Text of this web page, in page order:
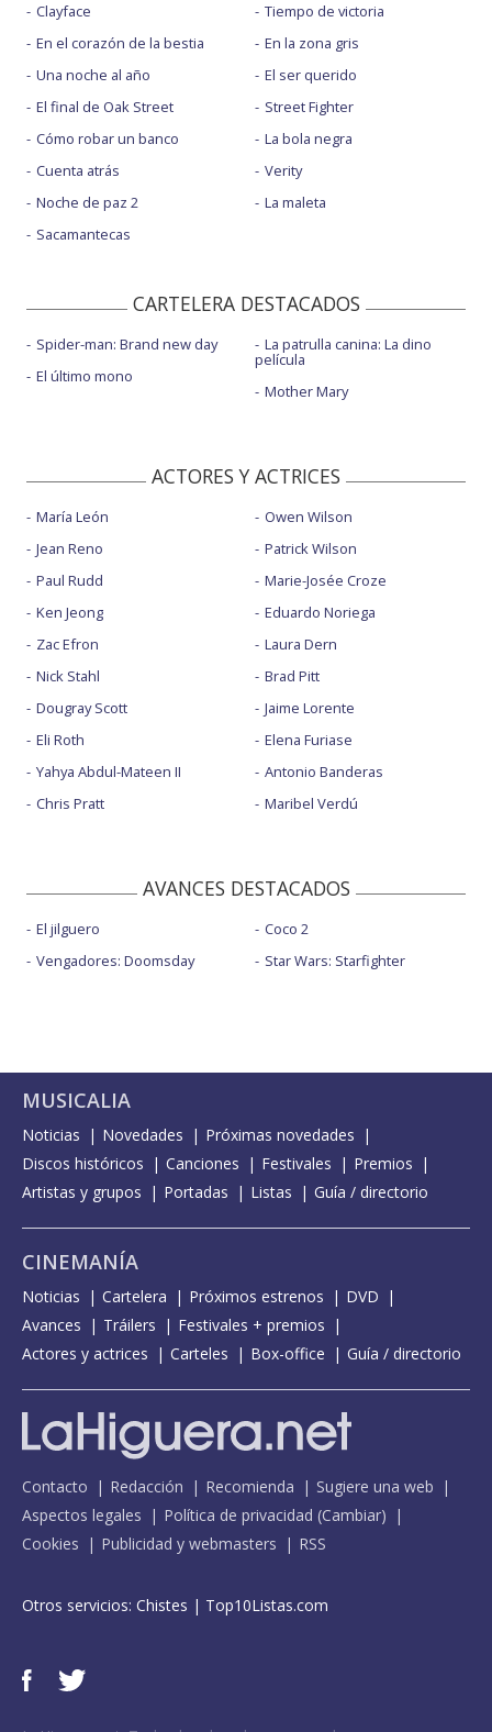
Clayface
En el corazón de la bestia
Una noche al año
El final de Oak Street
Cómo robar un banco
Cuenta atrás
Noche de paz 2
Sacamantecas
Tiempo de victoria
En la zona gris
El ser querido
Street Fighter
La bola negra
Verity
La maleta
CARTELERA DESTACADOS
Spider-man: Brand new day
El último mono
La patrulla canina: La dino
película
Mother Mary
ACTORES Y ACTRICES
María León
Jean Reno
Paul Rudd
Ken Jeong
Zac Efron
Nick Stahl
Dougray Scott
Eli Roth
Yahya Abdul-Mateen II
Chris Pratt
Owen Wilson
Patrick Wilson
Marie-Josée Croze
Eduardo Noriega
Laura Dern
Brad Pitt
Jaime Lorente
Elena Furiase
Antonio Banderas
Maribel Verdú
AVANCES DESTACADOS
El jilguero
Vengadores: Doomsday
Coco 2
Star Wars: Starfighter
MUSICALIA
Noticias Novedades
Próximas novedades
Discos históricos
Canciones Festivales
Premios
Artistas y grupos
Portadas Listas Guía / directorio
CINEMANÍA
Noticias Cartelera Próximos estrenos
DVD
Avances
Tráilers
Festivales + premios
Actores y actrices
Carteles Box-office Guía / directorio
Contacto Redacción Recomienda
Sugiere una web
Aspectos legales
Política de privacidad (Cambiar)
Cookies
Publicidad y webmasters RSS
Otros servicios: Chistes | Top10Listas.com